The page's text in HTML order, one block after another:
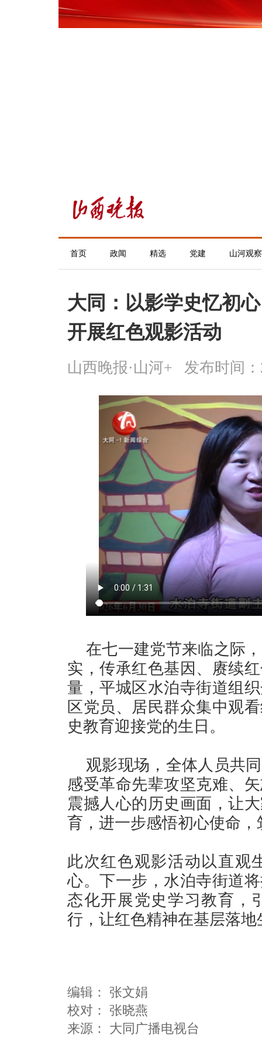
首页 政闻 精选 党建 山河观察
大同：以影学史忆初
开展红色观影活动
山西晚报·山河+ 发布时间：
在七一建党节来临之际
实，传承红色基因、赓续
量，平城区水泊寺街道组
区党员、居民群众集中观
史教育迎接党的生日。
观影现场，全体人员共
感受革命先辈攻坚克难、
震撼人心的历史画面，让
育，进一步感悟初心使命
此次红色观影活动以直观
心。下一步，水泊寺街道
态化开展党史学习教育，
行，让红色精神在基层落地
编辑： 张文娟
校对： 张晓燕